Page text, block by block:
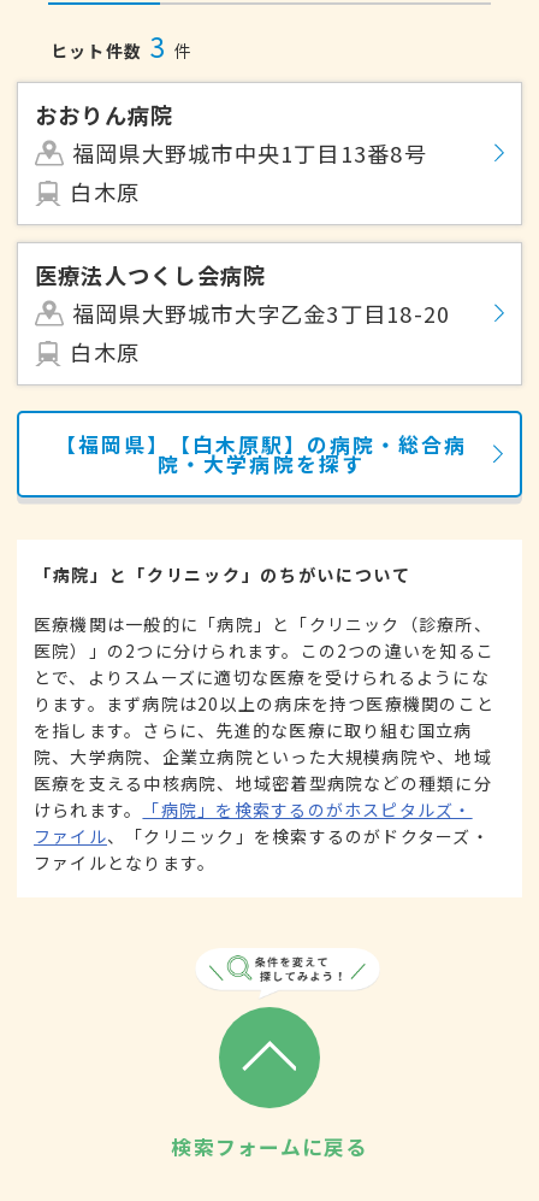
ヒット件数 3 件
おおりん病院
福岡県大野城市中央1丁目13番8号
白木原
医療法人つくし会病院
福岡県大野城市大字乙金3丁目18-20
白木原
【福岡県】【白木原駅】の病院・総合病
院・大学病院を探す
「病院」と「クリニック」のちがいについて
医療機関は一般的に「病院」と「クリニック（診療所、
医院）」の2つに分けられます。この2つの違いを知るこ
とで、よりスムーズに適切な医療を受けられるようにな
ります。まず病院は20以上の病床を持つ医療機関のこと
を指します。さらに、先進的な医療に取り組む国立病
院、大学病院、企業立病院といった大規模病院や、地域
医療を支える中核病院、地域密着型病院などの種類に分
けられます。
「病院」を検索するのがホスピタルズ・
ファイル、「クリニック」を検索するのがドクターズ・
ファイルとなります。
検索フォームに戻る